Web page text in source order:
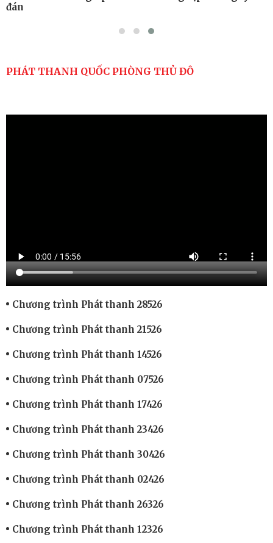
đán
PHÁT THANH QUỐC PHÒNG THỦ ĐÔ
Chương trình Phát thanh 28526
Chương trình Phát thanh 21526
Chương trình Phát thanh 14526
Chương trình Phát thanh 07526
Chương trình Phát thanh 17426
Chương trình Phát thanh 23426
Chương trình Phát thanh 30426
Chương trình Phát thanh 02426
Chương trình Phát thanh 26326
Chương trình Phát thanh 12326